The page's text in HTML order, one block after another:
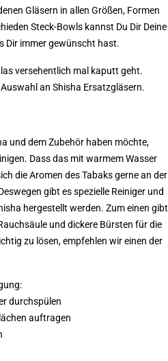
Gläsern in allen Größen, Formen
Steck-Bowls kannst Du Dir Deine
Dir immer gewünscht hast.
versehentlich mal kaputt geht.
an Shisha Ersatzgläsern.
und dem Zubehör haben möchte,
Dass das mit warmem Wasser
die Aromen des Tabaks gerne an der
gibt es spezielle Reiniger und
hergestellt werden. Zum einen gibt
und dickere Bürsten für die
zu lösen, empfehlen wir einen der
durchspülen
auftragen